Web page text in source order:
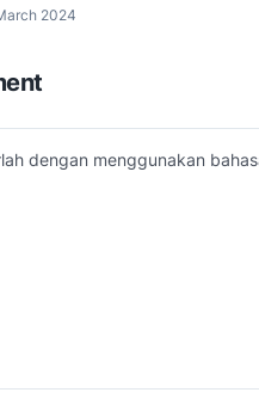
2024
dengan menggunakan